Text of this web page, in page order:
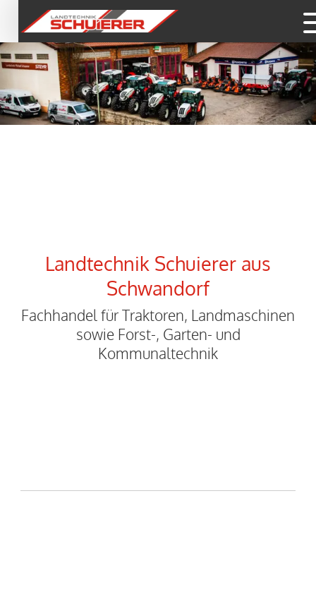
Landtechnik Schuierer aus
Schwandorf
Fachhandel für Traktoren, Landmaschinen
sowie Forst-, Garten- und
Kommunaltechnik